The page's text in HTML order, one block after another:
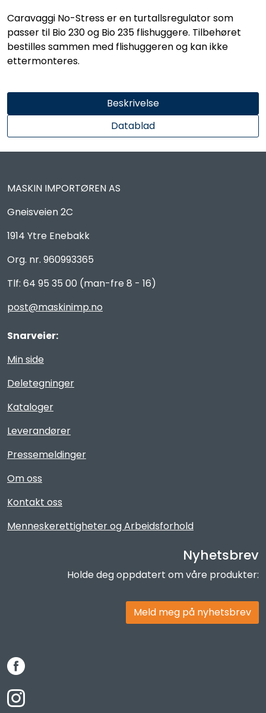
Caravaggi No-Stress er en turtallsregulator som
passer til Bio 230 og Bio 235 flishuggere. Tilbehøret
bestilles sammen med flishuggeren og kan ikke
ettermonteres.
Beskrivelse
Datablad
MASKIN IMPORTØREN AS
Gneisveien 2C
1914 Ytre Enebakk
Org. nr. 960993365
Tlf: 64 95 35 00 (man-fre 8 - 16)
post@maskinimp.no
Snarveier:
Min side
Deletegninger
Kataloger
Leverandører
Pressemeldinger
Om oss
Kontakt oss
Menneskerettigheter og Arbeidsforhold
Nyhetsbrev
Holde deg oppdatert om våre produkter:
Meld meg på nyhetsbrev